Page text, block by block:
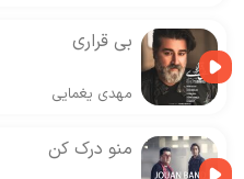
بی قراری
مهدی یغمایی
منو درک کن